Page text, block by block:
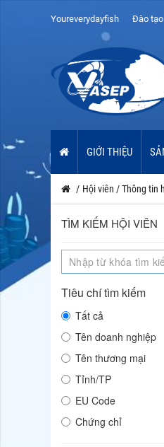
Youreverydayfish Đào tạo
GIỚI THIỆU
/ Hội viên /Thông tin
TÌM KIẾM HỘI VIÊN
Tiêu chí tìm kiếm
Tất cả
Tên doanh nghiệp
Tên thương mại
Tỉnh/TP
EU Code
Chứng chỉ